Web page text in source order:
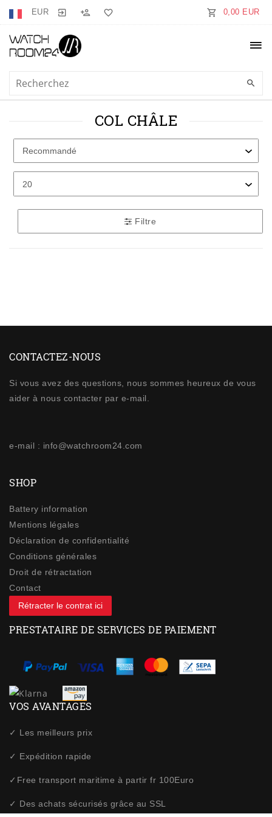
EUR 0,00 EUR
COL CHÂLE
Filtre
CONTACTEZ-NOUS
Si vous avez des questions, nous sommes heureux de vous
aider à nous contacter par e-mail.
e-mail : info@watchroom24.com
SHOP
Battery information
Mentions légales
Déclaration de confidentialité
Conditions générales
Droit de rétractation
Contact
Rétracter le contrat ici
PRESTATAIRE DE SERVICES DE PAIEMENT
VOS AVANTAGES
✓ Les meilleurs prix
✓ Expédition rapide
✓Free transport maritime à partir fr 100Euro
✓ Des achats sécurisés grâce au SSL